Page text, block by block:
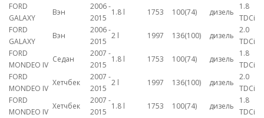
FORD
GALAXY
Вэн
2006 -
2015
1.8 l 1753 100(74) дизель
1.8
TDCi
FORD
GALAXY
Вэн
2006 -
2015
2 l 1997 136(100) дизель
2.0
TDCi
FORD
MONDEO IV
Седан
2007 -
2015
1.8 l 1753 100(74) дизель
1.8
TDCi
FORD
MONDEO IV
Хетчбек
2007 -
2015
2 l 1997 136(100) дизель
2.0
TDCi
FORD
MONDEO IV
Хетчбек
2007 -
2015
1.8 l 1753 100(74) дизель
1.8
TDCi